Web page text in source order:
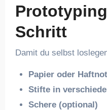
Schritt
Damit du selbst
Papier oder
Stifte in
Schere (optional)